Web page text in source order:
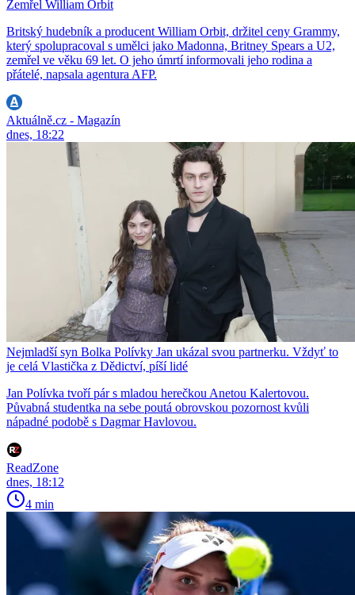
Zemřel William Orbit
Britský hudebník a producent William Orbit, držitel ceny Grammy,
který spolupracoval s umělci jako Madonna, Britney Spears a U2,
zemřel ve věku 69 let. O jeho úmrtí informovali jeho rodina a
přátelé, napsala agentura AFP.
Aktuálně.cz - Magazín
dnes, 18:22
Nejmladší syn Bolka Polívky Jan ukázal svou partnerku. Vždyť to
je celá Vlastička z Dědictví, píší lidé
Jan Polívka tvoří pár s mladou herečkou Anetou Kalertovou.
Půvabná studentka na sebe poutá obrovskou pozornost kvůli
nápadné podobě s Dagmar Havlovou.
ReadZone
dnes, 18:12
4 min